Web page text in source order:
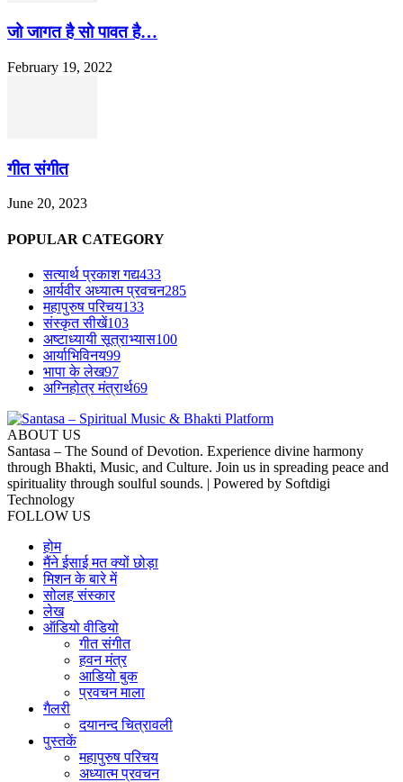
जो जागत है सो पावत है…
February 19, 2022
गीत संगीत
June 20, 2023
POPULAR CATEGORY
सत्यार्थ प्रकाश गद्य433
आर्यवीर अध्यात्म प्रवचन285
महापुरुष परिचय133
संस्कृत सीखें103
अष्टाध्यायी सूत्राभ्यास100
आर्याभिविनय99
भापा के लेख97
अग्निहोत्र मंत्रार्थ69
ABOUT US
Santasa – The Sound of Devotion. Experience divine harmony
through Bhakti, Music, and Culture. Join us in spreading peace and
spirituality through soulful sounds. | Powered by Softdigi
Technology
FOLLOW US
होम
मैंने ईसाई मत क्यों छोड़ा
मिशन के बारे में
सोलह संस्कार
लेख
ऑडियो वीडियो
गीत संगीत
हवन मंत्र
आडियो बुक
प्रवचन माला
गैलरी
दयानन्द चित्रावली
पुस्तकें
महापुरुष परिचय
अध्यात्म प्रवचन